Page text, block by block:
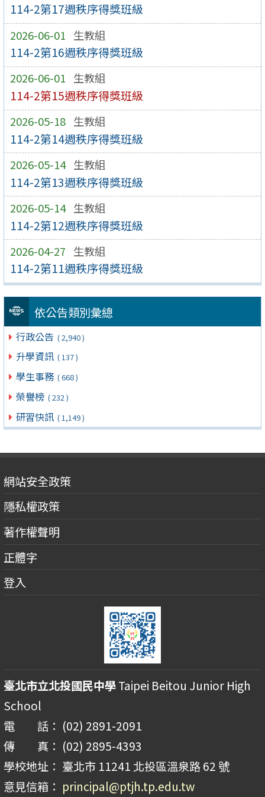
114-2第17週秩序得獎班級
2026-06-01 生教組
114-2第16週秩序得獎班級
2026-06-01 生教組
114-2第15週秩序得獎班級
2026-05-18 生教組
114-2第14週秩序得獎班級
2026-05-14 生教組
114-2第13週秩序得獎班級
2026-05-14 生教組
114-2第12週秩序得獎班級
2026-04-27 生教組
114-2第11週秩序得獎班級
依公告類別彙總
行政公告 ( 2,940 )
升學資訊 ( 137 )
學生事務 ( 668 )
榮譽榜 ( 232 )
研習快訊 ( 1,149 )
網站安全政策
隱私權政策
著作權聲明
正體字
登入
臺北市立北投國民中學Taipei Beitou Junior High
School
電 話： (02) 2891-2091
傳 真： (02) 2895-4393
學校地址： 臺北市 11241 北投區溫泉路 62 號
意見信箱： principal@ptjh.tp.edu.tw